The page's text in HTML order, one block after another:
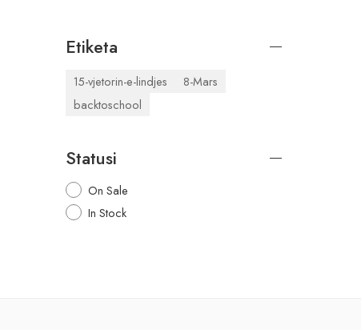
Etiketa
15-vjetorin-e-lindjes
8-Mars
backtoschool
Statusi
On Sale
In Stock